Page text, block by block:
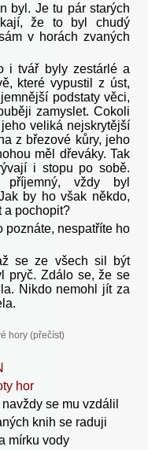
byl. Je tu pár starých
že to byl chudý
v horách zvaných
i tvář byly zestárlé a
které vypustil z úst,
podstaty věci,
zamyslet. Cokoli
veliká nejskrytější
z březové kůry, jeho
měl dřeváky. Tak
i stopu po sobě.
příjemný, vždy byl
by ho však někdo,
a pochopit?
poznáte, nespatříte ho
se ze všech sil být
pryč. Zdálo se, že se
Nikdo nemohl jít za
hor
se mu vzdálil
knih se raduji
mírku vody